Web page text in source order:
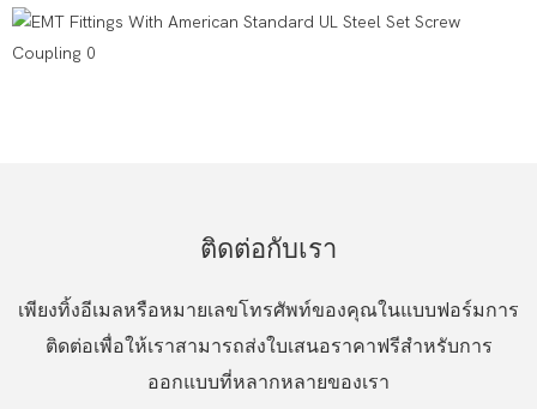
ติดต่อกับเรา
เพียงทิ้งอีเมลหรือหมายเลขโทรศัพท์ของคุณในแบบฟอร์มการ
ติดต่อเพื่อให้เราสามารถส่งใบเสนอราคาฟรีสำหรับการ
ออกแบบที่หลากหลายของเรา